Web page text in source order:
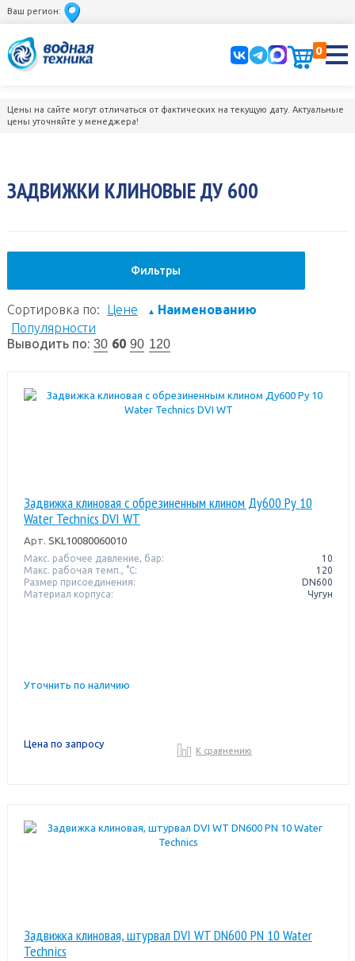
Ваш регион:
0
Цены на сайте могут отличаться от фактических на текущую дату. Актуальные
цены уточняйте у менеджера!
ЗАДВИЖКИ КЛИНОВЫЕ ДУ 600
Фильтры
Сортировка по: Цене ▲ Наименованию
Популярности
Выводить по: 30 60 90 120
Задвижка клиновая с обрезиненным клином Ду600 Pу 10
Water Technics DVI WT
Арт. SKL10080060010
Макс. рабочее давление, бар:
10
Макс. рабочая темп., °С:
120
Размер присоединения:
DN600
Материал корпуса:
Чугун
Уточнить по наличию
Цена по запросу
К сравнению
Задвижка клиновая, штурвал DVI WT DN600 PN 10 Water
Technics